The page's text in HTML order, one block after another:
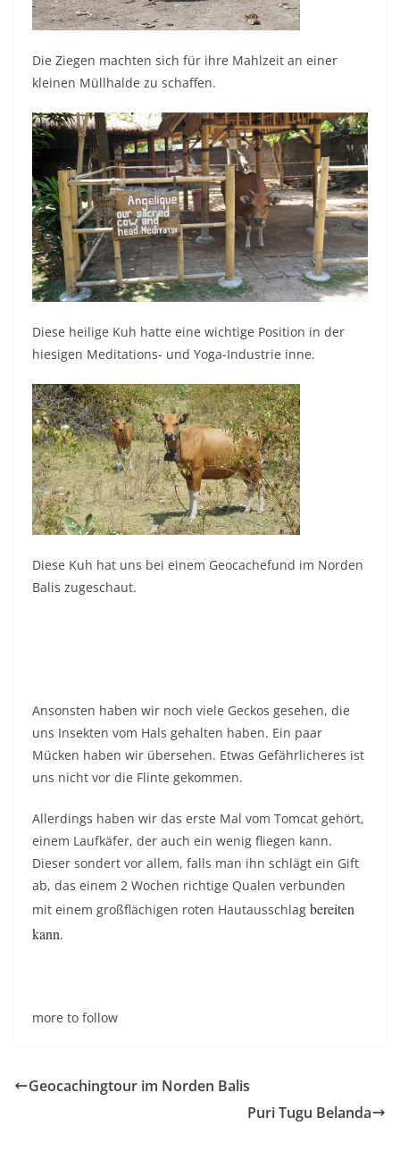
Die Ziegen machten sich für ihre Mahlzeit an einer
kleinen Müllhalde zu schaffen.
Diese heilige Kuh hatte eine wichtige Position in der
hiesigen Meditations- und Yoga-Industrie inne.
Diese Kuh hat uns bei einem Geocachefund im Norden
Balis zugeschaut.
Ansonsten haben wir noch viele Geckos gesehen, die
uns Insekten vom Hals gehalten haben. Ein paar
Mücken haben wir übersehen. Etwas Gefährlicheres ist
uns nicht vor die Flinte gekommen.
Allerdings haben wir das erste Mal vom Tomcat gehört,
einem Laufkäfer, der auch ein wenig fliegen kann.
Dieser sondert vor allem, falls man ihn schlägt ein Gift
ab, das einem 2 Wochen richtige Qualen verbunden
mit einem großflächigen roten Hautausschlag bereiten
kann.
more to follow
Geocachingtour im Norden Balis
Puri Tugu Belanda